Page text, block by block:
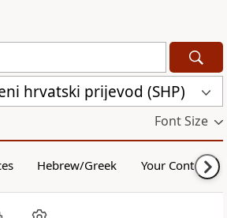
hrvatski prijevod (SHP)
Font Size
Hebrew/Greek Your Content